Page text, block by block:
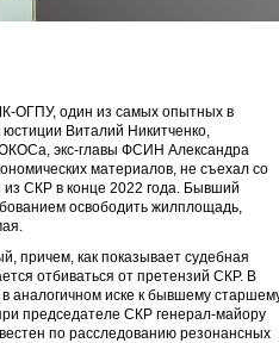
ОГПУ, один из самых опытных в
Виталий Никитченко,
экс-главы ФСИН Александра
материалов, не съехал со
СКР в конце 2022 года. Бывший
освободить жилплощадь,
причем, как показывает судебная
отбиваться от претензий СКР. В
в аналогичном иске к бывшему
председателе СКР генерал-майору
по расследованию резонансных